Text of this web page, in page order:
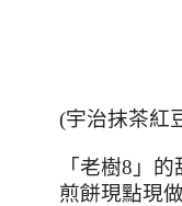
(宇治抹茶紅
「老樹8 」
煎餅現點現